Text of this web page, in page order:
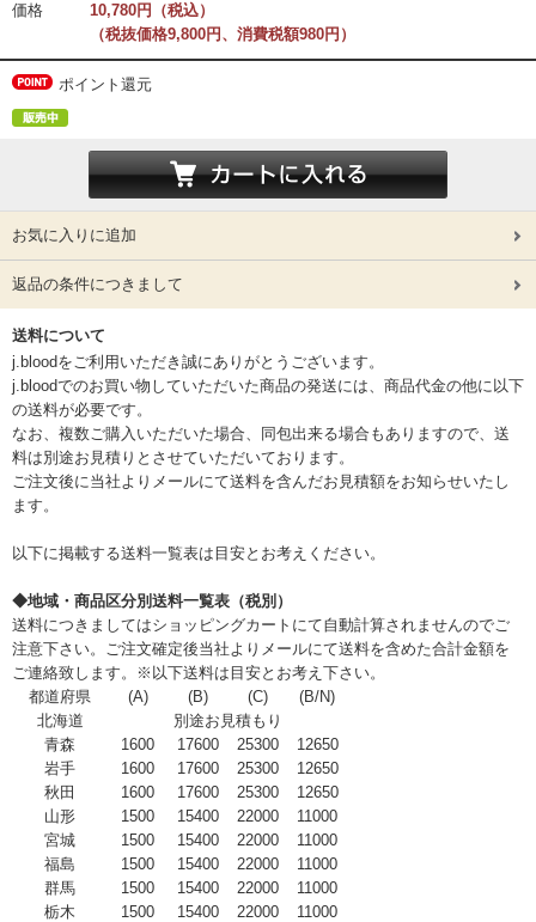
価格
10,780円（税込）
（税抜価格9,800円、消費税額980円）
ポイント還元
お気に入りに追加
返品の条件につきまして
送料について
j.bloodをご利用いただき誠にありがとうございます。
j.bloodでのお買い物していただいた商品の発送には、商品代金の他に以下
の送料が必要です。
なお、複数ご購入いただいた場合、同包出来る場合もありますので、送
料は別途お見積りとさせていただいております。
ご注文後に当社よりメールにて送料を含んだお見積額をお知らせいたし
ます。
以下に掲載する送料一覧表は目安とお考えください。
◆地域・商品区分別送料一覧表（税別）
送料につきましてはショッピングカートにて自動計算されませんのでご
注意下さい。ご注文確定後当社よりメールにて送料を含めた合計金額を
ご連絡致します。※以下送料は目安とお考え下さい。
都道府県
(A) (B) (C)
(B/N)
北海道
別途お見積もり
青森
1600 17600 25300
12650
岩手
1600 17600 25300
12650
秋田
1600 17600 25300
12650
山形
1500 15400 22000
11000
宮城
1500 15400 22000
11000
福島
1500 15400 22000
11000
群馬
1500 15400 22000
11000
栃木
1500 15400 22000
11000